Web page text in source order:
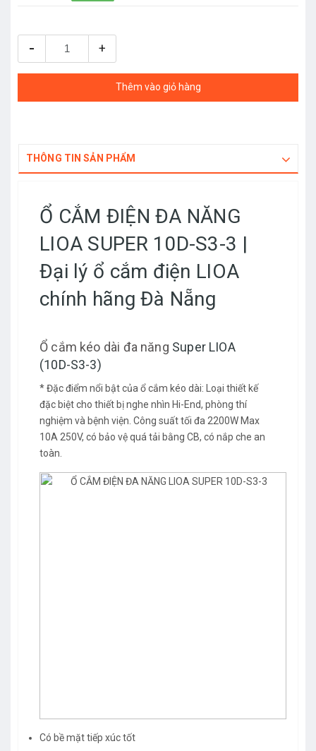
- +
Thêm vào giỏ hàng
THÔNG TIN SẢN PHẨM
Ổ CẮM ĐIỆN ĐA NĂNG
LIOA SUPER 10D-S3-3 |
Đại lý ổ cắm điện LIOA
chính hãng Đà Nẵng
Ổ cắm kéo dài đa năng Super LIOA
(10D-S3-3)
* Đặc điểm nổi bật của ổ cắm kéo dài: Loại thiết kế
đặc biệt cho thiết bị nghe nhìn Hi-End, phòng thí
nghiệm và bệnh viện. Công suất tối đa 2200W Max
10A 250V, có bảo vệ quá tải bằng CB, có nắp che an
toàn.
Có bề mặt tiếp xúc tốt